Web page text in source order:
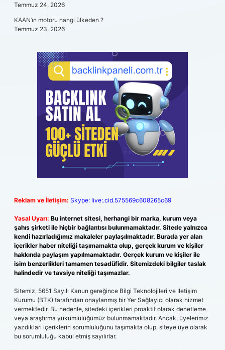
Temmuz 24, 2026
KAAN’ın motoru hangi ülkeden ?
Temmuz 23, 2026
Reklam ve İletişim: Skype: live:.cid.575569c608265c69
Yasal Uyarı: Bu internet sitesi, herhangi bir marka, kurum veya
şahıs şirketi ile hiçbir bağlantısı bulunmamaktadır. Sitede yalnızca
kendi hazırladığımız makaleler paylaşılmaktadır. Burada yer alan
içerikler haber niteliği taşımamakta olup, gerçek kurum ve kişiler
hakkında paylaşım yapılmamaktadır. Gerçek kurum ve kişiler ile
isim benzerlikleri tamamen tesadüfidir. Sitemizdeki bilgiler taslak
halindedir ve tavsiye niteliği taşımazlar.
Sitemiz, 5651 Sayılı Kanun gereğince Bilgi Teknolojileri ve İletişim
Kurumu (BTK) tarafından onaylanmış bir Yer Sağlayıcı olarak hizmet
vermektedir. Bu nedenle, sitedeki içerikleri proaktif olarak denetleme
veya araştırma yükümlülüğümüz bulunmamaktadır. Ancak, üyelerimiz
yazdıkları içeriklerin sorumluluğunu taşımakta olup, siteye üye olarak
bu sorumluluğu kabul etmiş sayılırlar.